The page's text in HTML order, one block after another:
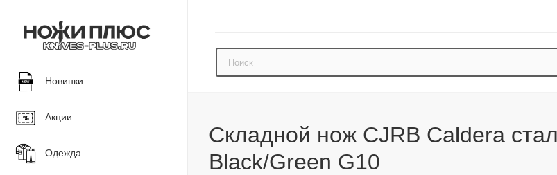
Новинки
Акции
Одежда
Складной нож CJRB Caldera
Black/Green G10